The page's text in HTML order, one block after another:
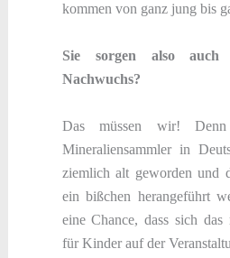
kommen von ganz jung bis
Sie sorgen also
Nachwuchs?
Das müssen wir! Denn
Mineraliensammler in
ziemlich alt geworden und
ein bißchen herangeführt
eine Chance, dass sich das
für Kinder auf der